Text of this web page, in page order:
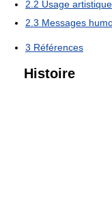
2.2 Usage artistique
2.3 Messages
3 Références
Histoire